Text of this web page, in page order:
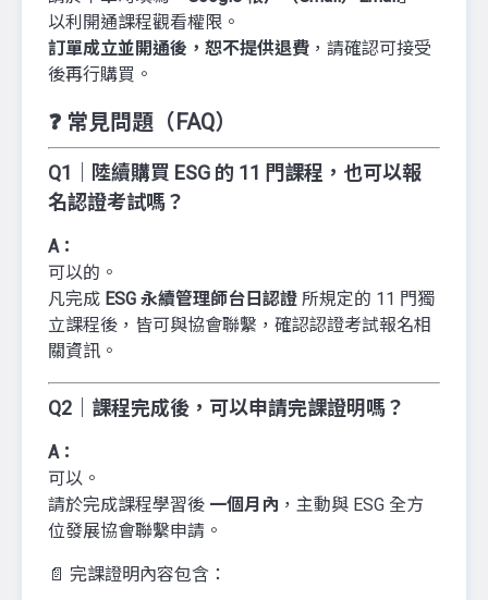
以利開通課程觀看權限。
訂單成立並開通後，恕不提供退費 ，請確認可接受
後再行購買。
❓ 常見問題（FAQ）
Q1｜陸續購買 ESG 的 11 門課程，也可以報
名認證考試嗎？
A：
可以的。
凡完成 ESG 永續管理師台日認證 所規定的 11 門獨
立課程後，皆可與協會聯繫，確認認證考試報名相
關資訊。
Q2｜課程完成後，可以申請完課證明嗎？
A：
可以。
請於完成課程學習後 一個月內 ，主動與 ESG 全方
位發展協會聯繫申請。
📄 完課證明內容包含：